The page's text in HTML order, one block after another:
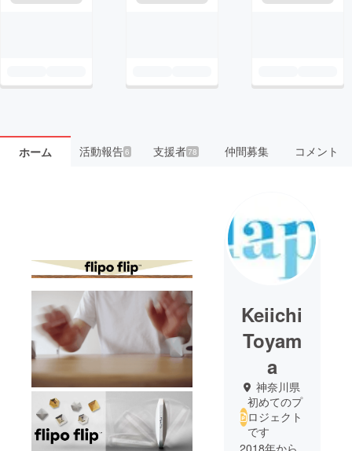
ホーム 活動報告6 支援者78 仲間募集 コメント
Keiichi
Toyam
a
神奈川県
初めてのプ
ロジェクト
です